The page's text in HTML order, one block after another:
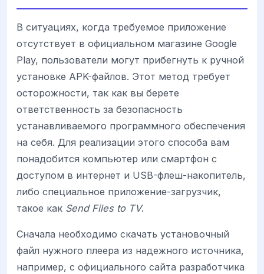
В ситуациях, когда требуемое приложение
отсутствует в официальном магазине Google
Play, пользователи могут прибегнуть к ручной
установке APK-файлов. Этот метод требует
осторожности, так как вы берете
ответственность за безопасность
устанавливаемого программного обеспечения
на себя. Для реализации этого способа вам
понадобится компьютер или смартфон с
доступом в интернет и USB-флеш-накопитель,
либо специальное приложение-загрузчик,
такое как Send Files to TV.
Сначала необходимо скачать установочный
файл нужного плеера из надежного источника,
например, с официального сайта разработчика